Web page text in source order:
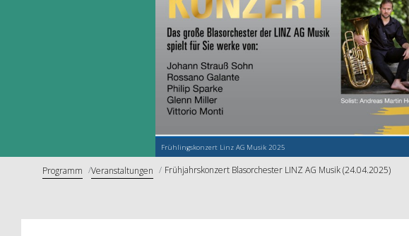
Frühlingskonzert Linz AG Musik 2025
Programm Veranstaltungen Frühjahrskonzert Blasorchester LINZ AG Musik (24.04.2025)